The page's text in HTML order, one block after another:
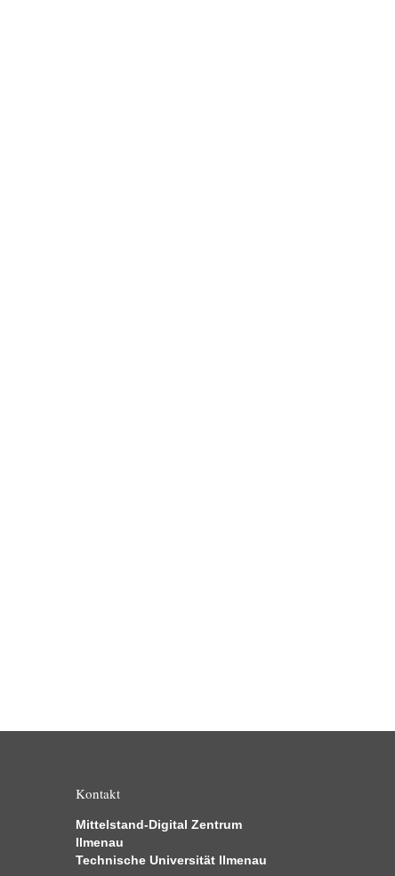
Kontakt
Mittelstand-Digital Zentrum
Ilmenau
Technische Universität Ilmenau